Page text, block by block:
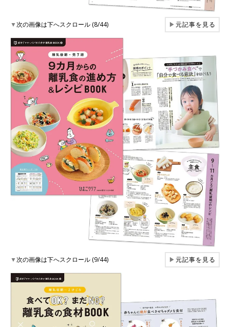
▼次の画像は下へスクロール (8/44) ▶元記事を見る
▼次の画像は下へスクロール (9/44) ▶元記事を見る